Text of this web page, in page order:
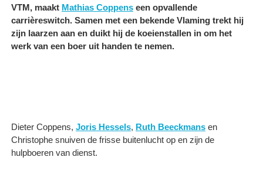
VTM, maakt Mathias Coppens een opvallende
carrièreswitch. Samen met een bekende Vlaming trekt hij
zijn laarzen aan en duikt hij de koeienstallen in om het
werk van een boer uit handen te nemen.
Dieter Coppens, Joris Hessels, Ruth Beeckmans en
Christophe snuiven de frisse buitenlucht op en zijn de
hulpboeren van dienst.